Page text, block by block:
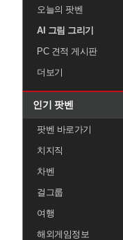
오늘의 팟벤
AI 그림 그리기
PC 견적 게시판
더보기
인기 팟벤
팟벤 바로가기
치지직
차벤
걸그룹
여행
해외게임정보